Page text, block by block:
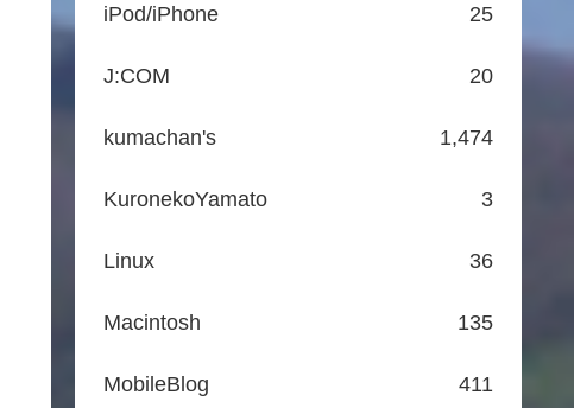
iPod/iPhone 25
J:COM 20
kumachan's 1,474
KuronekoYamato 3
Linux 36
Macintosh 135
MobileBlog 411